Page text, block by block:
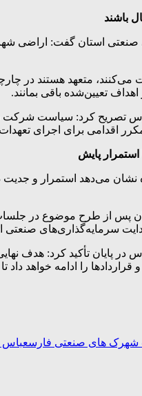
باشند
صنعتی استان گفت:
متعهد هستند در
اهداف تعیین‌شده باقی بمانند.
کرد: سیاست شرکت در
اقدامی برای اجرای
پایش
نشان می‌دهد استمرار و
پس از طرح موضوع در
هدایت سرمایه‌گذاری‌های
پایان تأکید کرد: هدف
را ادامه خواهد
های صنعتی فارسعباس